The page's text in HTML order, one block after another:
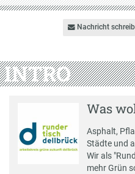
auf
Nachricht
INTRO
Was
Asphalt,
Städte und
Wir als
mehr Grün